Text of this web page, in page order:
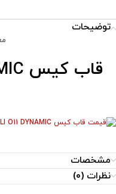
توضیحات
قاب کیس LIAN LI O11 DYNAMIC
مشخصات
نظرات (0)